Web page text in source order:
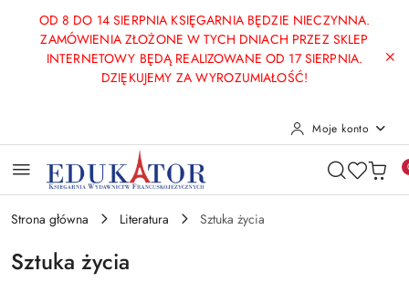
Przejdź do treści głównej
Przejdź do wyszukiwarki
Przejdź do moje konto
Przejdź do menu głównego
Przejdź do stopki
OD 8 DO 14 SIERPNIA KSIĘGARNIA BĘDZIE NIECZYNNA.
ZAMÓWIENIA ZŁOŻONE W TYCH DNIACH PRZEZ SKLEP
INTERNETOWY BĘDĄ REALIZOWANE OD 17 SIERPNIA.
DZIĘKUJEMY ZA WYROZUMIAŁOŚĆ!
Moje konto
Strona główna Literatura Sztuka życia
Sztuka życia